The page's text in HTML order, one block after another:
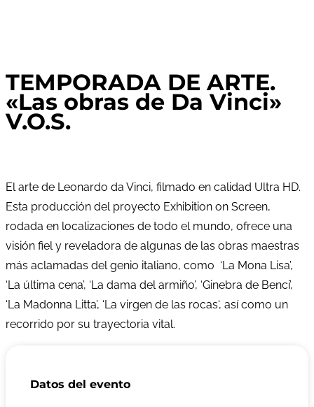
TEMPORADA DE ARTE.
«Las obras de Da Vinci»
V.O.S.
El arte de Leonardo da Vinci, filmado en calidad Ultra HD.
Esta producción del proyecto Exhibition on Screen,
rodada en localizaciones de todo el mundo, ofrece una
visión fiel y reveladora de algunas de las obras maestras
más aclamadas del genio italiano, como ‘La Mona Lisa’,
‘La última cena’, ‘La dama del armiño’, ‘Ginebra de Benci’,
‘La Madonna Litta’, ‘La virgen de las rocas‘, así como un
recorrido por su trayectoria vital.
Datos del evento